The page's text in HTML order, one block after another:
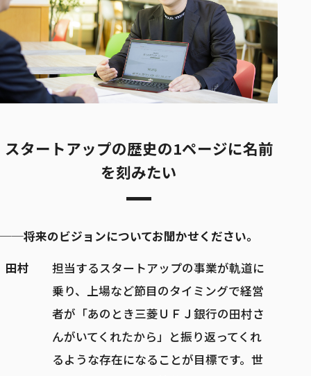
スタートアップの歴史の1ページに名前
を刻みたい
──将来のビジョンについてお聞かせください。
田村
担当するスタートアップの事業が軌道に
乗り、上場など節目のタイミングで経営
者が「あのとき三菱ＵＦＪ銀行の田村さ
んがいてくれたから」と振り返ってくれ
るような存在になることが目標です。世